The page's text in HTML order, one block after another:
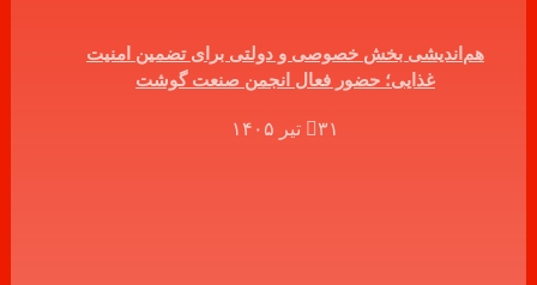
هم‌اندیشی بخش خصوصی و دولتی برای تضمین امنیت
غذایی؛ حضور فعال انجمن صنعت گوشت
۳۱ تیر ۱۴۰۵